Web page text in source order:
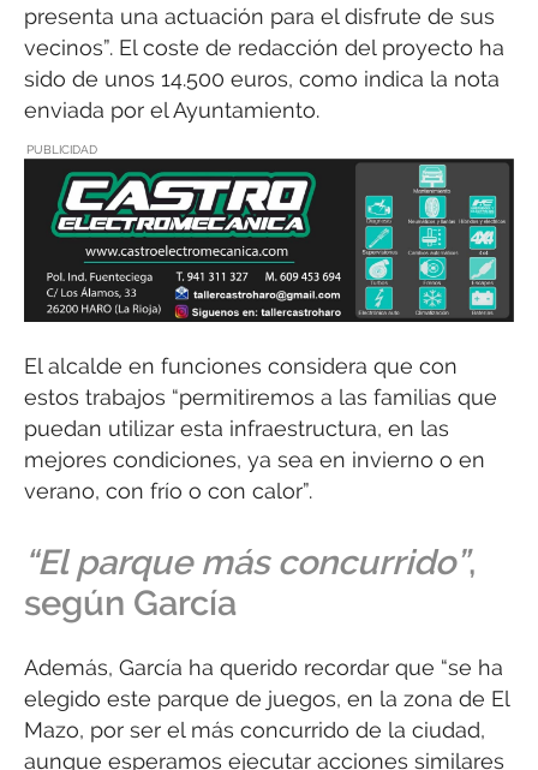
presenta una actuación para el disfrute de sus
vecinos”. El coste de redacción del proyecto ha
sido de unos 14.500 euros, como indica la nota
enviada por el Ayuntamiento.
PUBLICIDAD
El alcalde en funciones considera que con
estos trabajos “permitiremos a las familias que
puedan utilizar esta infraestructura, en las
mejores condiciones, ya sea en invierno o en
verano, con frío o con calor”.
“El parque más concurrido”,
según García
Además, García ha querido recordar que “se ha
elegido este parque de juegos, en la zona de El
Mazo, por ser el más concurrido de la ciudad,
aunque esperamos ejecutar acciones similares